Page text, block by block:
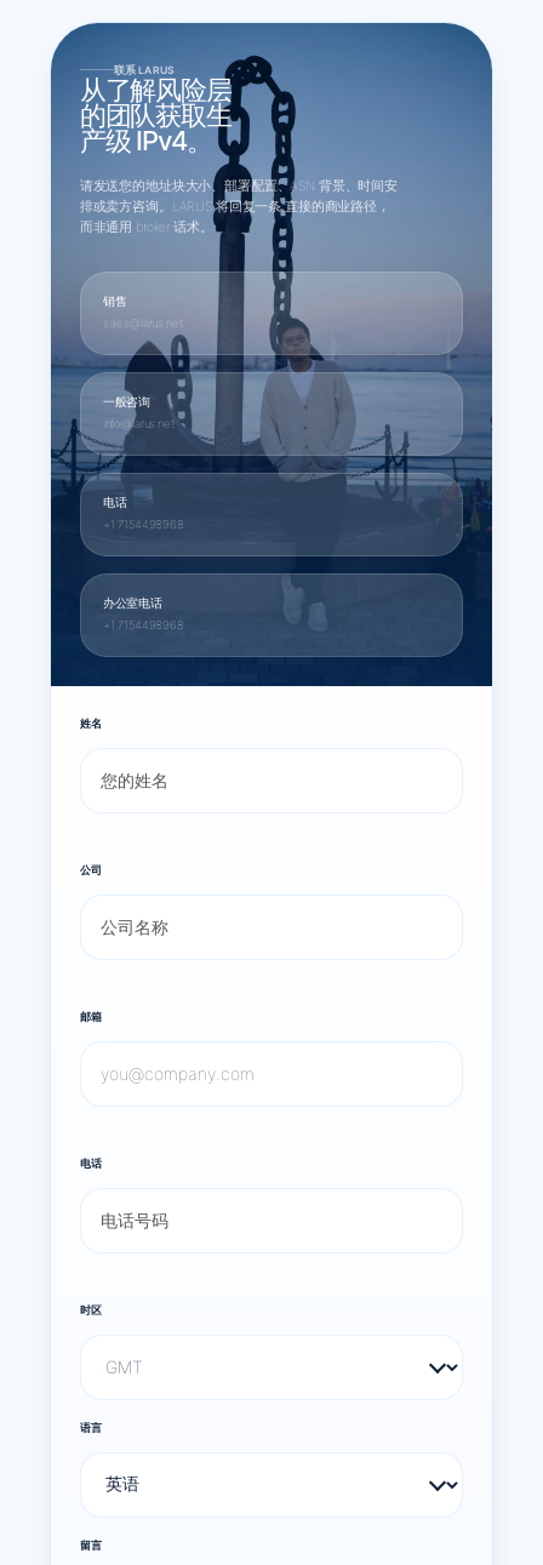
联系 LARUS
从了解风险层
的团队获取生
产级 IPv4。
请发送您的地址块大小、部署配置、ASN 背景、时间安
排或卖方咨询。LARUS 将回复一条 直接的商业路径，
而非通用 broker 话术。
销售
sales@larus.net
一般咨询
info@larus.net
电话
+1 7154498968
办公室电话
+1 7154498968
姓名
公司
邮箱
电话
时区
语言
留言